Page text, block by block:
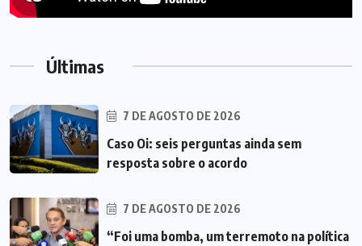
Últimas
7 DE AGOSTO DE 2026
Caso Oi: seis perguntas ainda sem
resposta sobre o acordo
7 DE AGOSTO DE 2026
“Foi uma bomba, um terremoto na política